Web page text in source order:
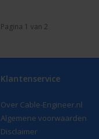
Pagina 1 van 2
Klantenservice
Over Cable-Engineer.nl
Algemene voorwaarden
Disclaimer